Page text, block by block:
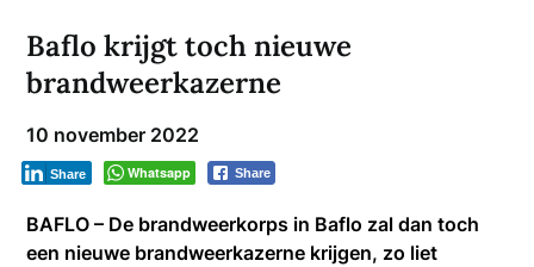
Baflo krijgt toch nieuwe
brandweerkazerne
10 november 2022
Whatsapp Share
Share
BAFLO – De brandweerkorps in Baflo zal dan toch
een nieuwe brandweerkazerne krijgen, zo liet